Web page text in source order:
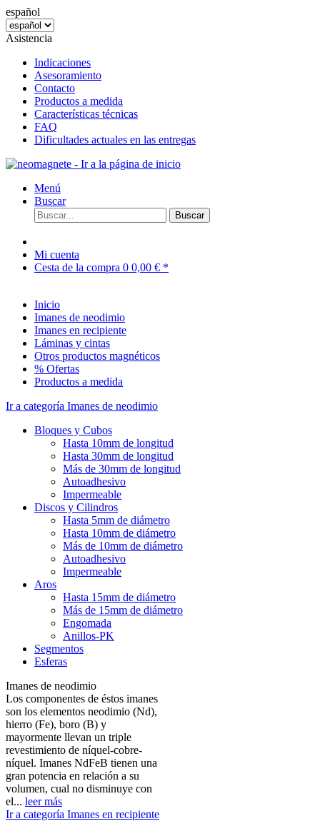
español
Asistencia
Indicaciones
Asesoramiento
Contacto
Productos a medida
Características técnicas
FAQ
Dificultades actuales en las entregas
Menú
Buscar
Buscar
Mi cuenta
Cesta de la compra 0 0,00 € *
Inicio
Imanes de neodimio
Imanes en recipiente
Láminas y cintas
Otros productos magnéticos
% Ofertas
Productos a medida
Ir a categoría Imanes de neodimio
Bloques y Cubos
Hasta 10mm de longitud
Hasta 30mm de longitud
Más de 30mm de longitud
Autoadhesivo
Impermeable
Discos y Cilindros
Hasta 5mm de diámetro
Hasta 10mm de diámetro
Más de 10mm de diámetro
Autoadhesivo
Impermeable
Aros
Hasta 15mm de diámetro
Más de 15mm de diámetro
Engomada
Anillos-PK
Segmentos
Esferas
Imanes de neodimio
Los componentes de éstos imanes
son los elementos neodimio (Nd),
hierro (Fe), boro (B) y
mayormente llevan un triple
revestimiento de níquel-cobre-
níquel. Imanes NdFeB tienen una
gran potencia en relación a su
volumen, cual no disminuye con
el... leer más
Ir a categoría Imanes en recipiente